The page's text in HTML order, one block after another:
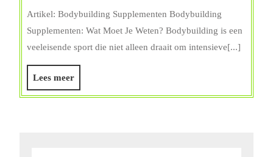
Training
Met
Deze
Supplementen
Artikel: Bodybuilding Supplementen Bodybuilding
Supplementen: Wat Moet Je Weten? Bodybuilding is een
veeleisende sport die niet alleen draait om intensieve[...]
Lees meerLees
meer